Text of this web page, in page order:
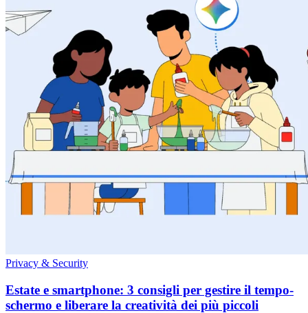
Privacy & Security
Estate e smartphone: 3 consigli per gestire il tempo-
schermo e liberare la creatività dei più piccoli